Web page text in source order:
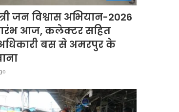
जन विश्वास अभियान-2026
आज, कलेक्टर सहित
बस से अमरपुर के